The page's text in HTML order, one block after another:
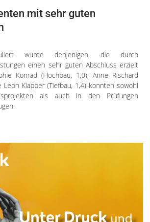
mit sehr guten
wurde denjenigen, die durch
einen sehr guten Abschluss erzielt
Konrad (Hochbau, 1,0), Anne Rischard
Leon Klapper (Tiefbau, 1,4) konnten sowohl
als auch in den Prüfungen